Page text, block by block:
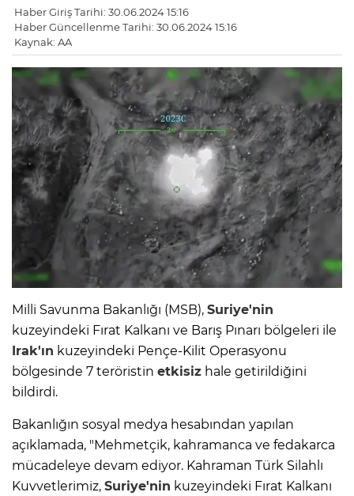
Haber Giriş Tarihi: 30.06.2024 15:16
Haber Güncellenme Tarihi: 30.06.2024 15:16
Kaynak: AA
Milli Savunma Bakanlığı (MSB), Suriye'nin
kuzeyindeki Fırat Kalkanı ve Barış Pınarı bölgeleri ile
Irak'ın kuzeyindeki Pençe-Kilit Operasyonu
bölgesinde 7 teröristin etkisiz hale getirildiğini
bildirdi.
Bakanlığın sosyal medya hesabından yapılan
açıklamada, "Mehmetçik, kahramanca ve fedakarca
mücadeleye devam ediyor. Kahraman Türk Silahlı
Kuvvetlerimiz, Suriye'nin kuzeyindeki Fırat Kalkanı